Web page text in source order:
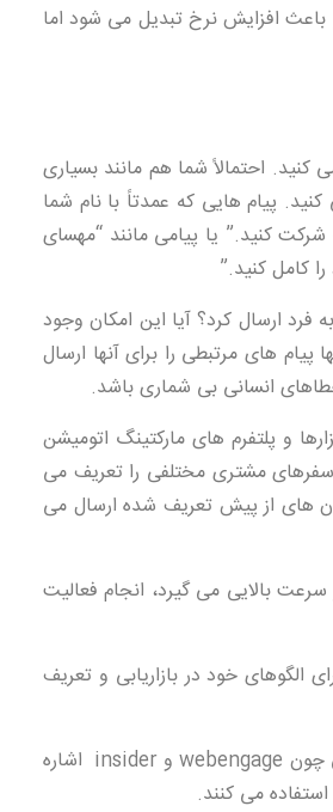
باعث افزایش نرخ تبدیل می شود اما
احتمالاً شما هم مانند بسیاری
پیام هایی که عمدتاً با نام شما
شرکت کنید.” یا پیامی مانند “مهسای
کامل کنید.”
ارسال کرد؟ آیا این امکان وجود
های مرتبطی را برای آنها ارسال
انسانی بی شماری باشد.
و پلتفرم های مارکتینگ اتومیشن
سفرهای مشتری مختلفی را تعریف می
های از پیش تعریف شده ارسال می
بالایی می گیرد، انجام فعالیت
الگوهای خود در بازاریابی و تعریف
از جمله پلتفرم های مطرحی که در بسیاری از کسب و کارهای دنیا از آنها استفاد می شود می توان به نام هایی چون webengage و insider اشاره
می کنند.